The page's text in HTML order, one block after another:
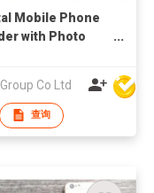
Mobile Phone
with Photo
Co Ltd
查询